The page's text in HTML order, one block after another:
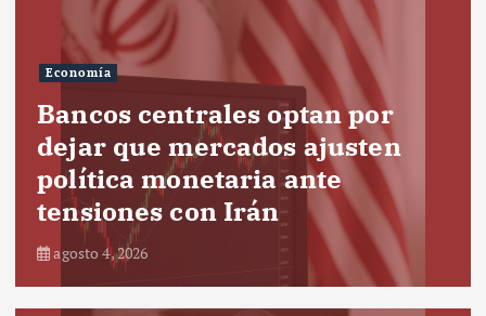
Economía
Bancos centrales optan por
dejar que mercados ajusten
política monetaria ante
tensiones con Irán
agosto 4, 2026